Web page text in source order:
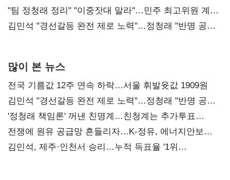
"팀 정청래 정리" "이중잣대 말라"…민주 최고위원 계파
다툼 격화
김민석 "경선갈등 완전 제로 노력"…정청래 "반명 공세
많이 본 뉴스
전국 기름값 12주 연속 하락…서울 휘발윳값 1909원
김민석 "경선갈등 완전 제로 노력"…정청래 "반명 공세
사과부터"
'정청래 책임론' 꺼낸 친명계…친청계는 추가투표
때리기
전쟁에 원유 공급망 흔들리자…K-정유, 에너지안보
핵심으로 재부상
김민석, 제주·인천서 승리…누적 득표율 '1위